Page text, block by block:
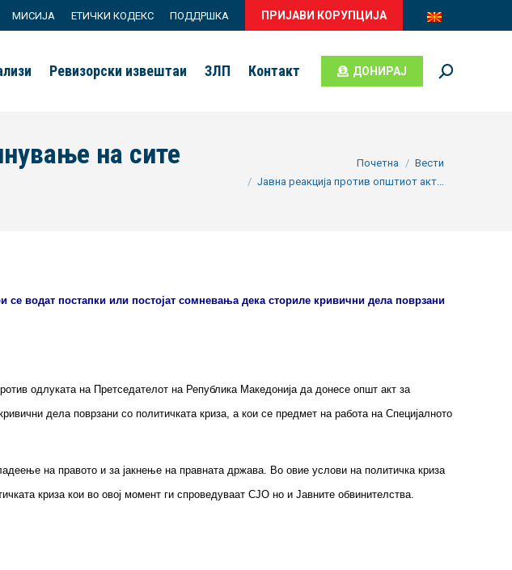
МИСИЈА ЕТИЧКИ КОДЕКС ПОДДРШКА ПРИЈАВИ КОРУПЦИЈА
Ревизорски извештаи ЗЛП Контакт ДОНИРАЈ Search:
на сите
Почетна
Вести
Јавна реакција против општиот акт…
водат постапки или постојат сомневања дека сториле кривични дела поврзани
одлуката на Претседателот на Република Македонија да донесе општ акт за
дела поврзани со политичката криза, а кои се предмет на работа на Специјалното
на правото и за јакнење на правната држава. Во овие услови на политичка криза
криза кои во овој момент ги спроведуваат СЈО но и Јавните обвинителства.